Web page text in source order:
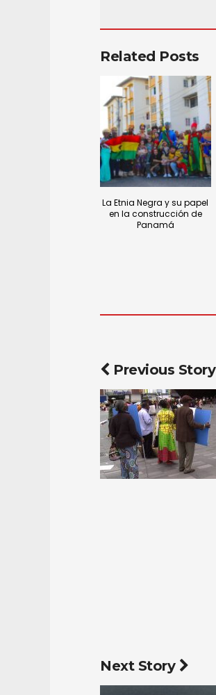
Related Posts
La Etnia Negra y su papel
en la construcción de
Panamá
Previous Story
Next Story